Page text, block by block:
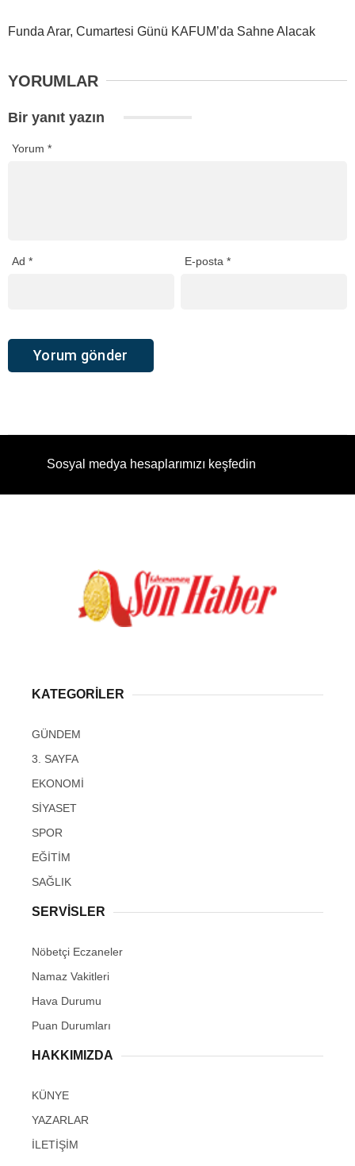
Funda Arar, Cumartesi Günü KAFUM’da Sahne Alacak
YORUMLAR
Bir yanıt yazın
Yorum *
Ad * E-posta*
Sosyal medya hesaplarımızı keşfedin
KATEGORİLER
GÜNDEM
3. SAYFA
EKONOMİ
SİYASET
SPOR
EĞİTİM
SAĞLIK
SERVİSLER
Nöbetçi Eczaneler
Namaz Vakitleri
Hava Durumu
Puan Durumları
HAKKIMIZDA
KÜNYE
YAZARLAR
İLETİŞİM